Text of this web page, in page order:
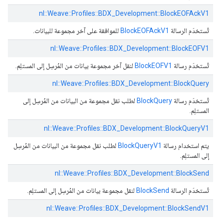
nl::Weave::Profiles::BDX_Development::BlockEOFAckV1
تُستخدَم الرسالة BlockEOFAckV1 للموافقة على آخر مجموعة للبيانات.
nl::Weave::Profiles::BDX_Development::BlockEOFV1
تُستخدَم رسالة BlockEOFV1 لنقل آخر مجموعة بيانات من المُرسِل إلى المستلِم.
nl::Weave::Profiles::BDX_Development::BlockQuery
تُستخدَم رسالة BlockQuery لطلب نقل مجموعة من البيانات من المُرسِل إلى
المستلِم.
nl::Weave::Profiles::BDX_Development::BlockQueryV1
يتم استخدام رسالة BlockQueryV1 لطلب نقل مجموعة من البيانات من المُرسِل
إلى المستلِم.
nl::Weave::Profiles::BDX_Development::BlockSend
تُستخدَم الرسالة BlockSend لنقل مجموعة بيانات من المُرسِل إلى المستلِم.
nl::Weave::Profiles::BDX_Development::BlockSendV1